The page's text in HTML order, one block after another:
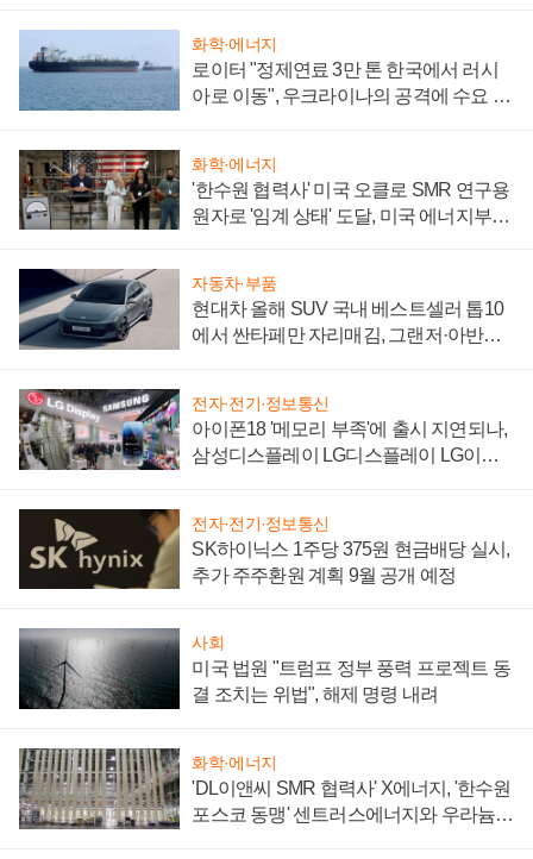
화학·에너지
로이터 "정제연료 3만 톤 한국에서 러시
아로 이동", 우크라이나의 공격에 수요 늘
화학·에너지
'한수원 협력사' 미국 오클로 SMR 연구용
원자로 '임계 상태' 도달, 미국 에너지부
자동차·부품
현대차 올해 SUV 국내 베스트셀러 톱10
에서 싼타페만 자리매김, 그랜저·아반떼
전자·전기·정보통신
아이폰18 '메모리 부족'에 출시 지연되나,
삼성디스플레이 LG디스플레이 LG이노
전자·전기·정보통신
SK하이닉스 1주당 375원 현금배당 실시,
추가 주주환원 계획 9월 공개 예정
사회
미국 법원 "트럼프 정부 풍력 프로젝트 동
결 조치는 위법", 해제 명령 내려
화학·에너지
'DL이앤씨 SMR 협력사' X에너지, '한수원
포스코 동맹' 센트러스에너지와 우라늄